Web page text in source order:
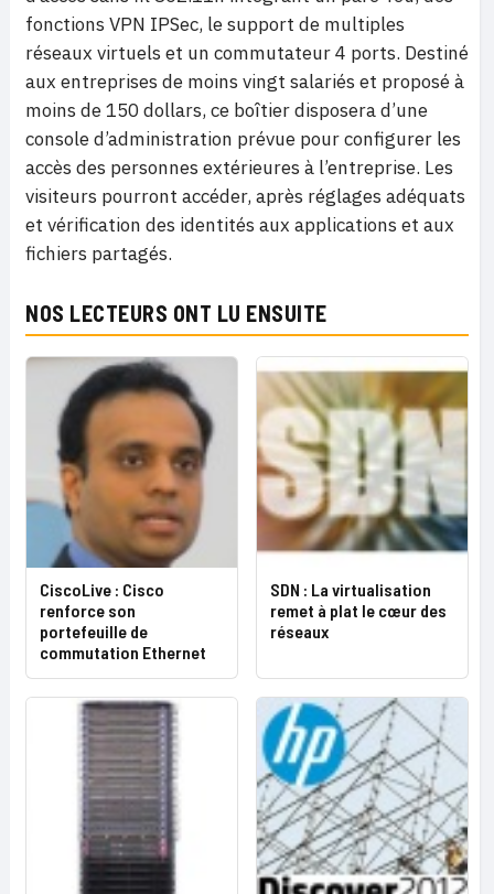
fonctions VPN IPSec, le support de multiples
réseaux virtuels et un commutateur 4 ports. Destiné
aux entreprises de moins vingt salariés et proposé à
moins de 150 dollars, ce boîtier disposera d’une
console d’administration prévue pour configurer les
accès des personnes extérieures à l’entreprise. Les
visiteurs pourront accéder, après réglages adéquats
et vérification des identités aux applications et aux
fichiers partagés.
NOS LECTEURS ONT LU ENSUITE
CiscoLive : Cisco
renforce son
portefeuille de
commutation Ethernet
SDN : La virtualisation
remet à plat le cœur des
réseaux